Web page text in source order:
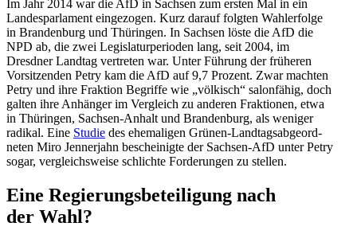
Im Jahr 2014 war die AfD in Sachsen zum ersten Mal in ein
Landes­par­lament einge­zogen. Kurz darauf folgten Wahler­folge
in Brandenburg und Thüringen. In Sachsen löste die AfD die
NPD ab, die zwei Legis­la­tur­pe­rioden lang, seit 2004, im
Dresdner Landtag vertreten war. Unter Führung der früheren
Vorsit­zenden Petry kam die AfD auf 9,7 Prozent. Zwar machten
Petry und ihre Fraktion Begriffe wie „völkisch“ salon­fähig, doch
galten ihre Anhänger im Vergleich zu anderen Fraktionen, etwa
in Thüringen, Sachsen-Anhalt und Brandenburg, als weniger
radikal. Eine Studie des ehema­ligen Grünen-Landtags­ab­ge­ord­
neten Miro Jennerjahn beschei­nigte der Sachsen-AfD unter Petry
sogar, vergleichs­weise schlichte Forde­rungen zu stellen.
Eine Regie­rungs­be­tei­ligung nach
der Wahl?